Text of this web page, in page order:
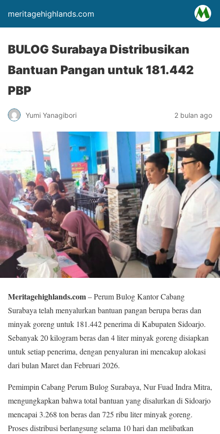
meritagehighlands.com
BULOG Surabaya Distribusikan
Bantuan Pangan untuk 181.442
PBP
Yumi Yanagibori 2 bulan ago
Meritagehighlands.com– Perum Bulog Kantor Cabang
Surabaya telah menyalurkan bantuan pangan berupa beras dan
minyak goreng untuk 181.442 penerima di Kabupaten Sidoarjo.
Sebanyak 20 kilogram beras dan 4 liter minyak goreng disiapkan
untuk setiap penerima, dengan penyaluran ini mencakup alokasi
dari bulan Maret dan Februari 2026.
Pemimpin Cabang Perum Bulog Surabaya, Nur Fuad Indra Mitra,
mengungkapkan bahwa total bantuan yang disalurkan di Sidoarjo
mencapai 3.268 ton beras dan 725 ribu liter minyak goreng.
Proses distribusi berlangsung selama 10 hari dan melibatkan